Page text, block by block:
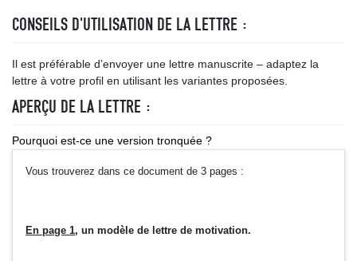
CONSEILS D'UTILISATION DE LA LETTRE :
Il est préférable d’envoyer une lettre manuscrite – adaptez la
lettre à votre profil en utilisant les variantes proposées.
APERÇU DE LA LETTRE :
Pourquoi est-ce une version tronquée ?
Vous trouverez dans ce document de 3 pages :
En page 1, un modèle de lettre de motivation.